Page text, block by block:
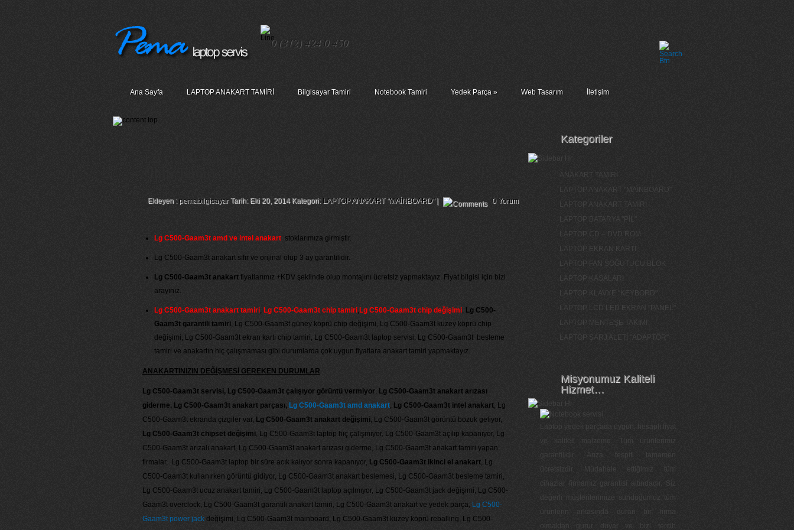
0 (312) 424 0 450
Ana Sayfa LAPTOP ANAKART TAMİRİ Bilgisayar Tamiri Notebook Tamiri Yedek Parça» Web Tasarım İletişim
Ekleyen : pemabilgisayarTarih: Eki 20, 2014 Kategori: LAPTOP ANAKART "MAİNBOARD"| 0 Yorum
Lg C500-Gaam3t amd ve intel anakartstoklarımıza girmiştir.
Lg C500-Gaam3t anakart sıfır ve orijinal olup 3 ay garantilidir.
Lg C500-Gaam3t anakartfiyatlarımız +KDV şeklinde olup montajını ücretsiz yapmaktayız. Fiyat bilgisi için bizi
arayınız.
Lg C500-Gaam3t anakart tamiri, Lg C500-Gaam3t chip tamiri, Lg C500-Gaam3t chip değişimi, Lg C500-
Gaam3t garantili tamiri, Lg C500-Gaam3t güney köprü chip değişimi, Lg C500-Gaam3t kuzey köprü chip
değişimi, Lg C500-Gaam3t ekran kartı chip tamiri, Lg C500-Gaam3t laptop servisi, Lg C500-Gaam3t besleme
tamiri ve anakartın hiç çalışmaması gibi durumlarda çok uygun fiyatlara anakart tamiri yapmaktayız.
ANAKARTINIZIN DEĞİŞMESİ GEREKEN DURUMLAR
Lg C500-Gaam3t servisi, Lg C500-Gaam3t çalışıyor görüntü vermiyor, Lg C500-Gaam3t anakart arızası
giderme, Lg C500-Gaam3t anakart parçası, Lg C500-Gaam3t amd anakart, Lg C500-Gaam3t intel anakart, Lg
C500-Gaam3t ekranda çizgiler var, Lg C500-Gaam3t anakart değişimi, Lg C500-Gaam3t görüntü bozuk geliyor,
Lg C500-Gaam3t chipset değişimi, Lg C500-Gaam3t laptop hiç çalışmıyor, Lg C500-Gaam3t açılıp kapanıyor, Lg
C500-Gaam3t arızalı anakart, Lg C500-Gaam3t anakart arızası giderme, Lg C500-Gaam3t anakart tamiri yapan
firmalar, Lg C500-Gaam3t laptop bir süre acık kalıyor sonra kapanıyor, Lg C500-Gaam3t ikinci el anakart, Lg
C500-Gaam3t kullanırken görüntü gidiyor, Lg C500-Gaam3t anakart beslemesi, Lg C500-Gaam3t besleme tamiri,
Lg C500-Gaam3t ucuz anakart tamiri, Lg C500-Gaam3t laptop açılmıyor, Lg C500-Gaam3t jack değişimi, Lg C500-
Gaam3t overclock, Lg C500-Gaam3t garantili anakart tamiri, Lg C500-Gaam3t anakart ve yedek parça, Lg C500-
Gaam3t power jackdeğişimi, Lg C500-Gaam3t mainboard, Lg C500-Gaam3t küzey köprü reballing, Lg C500-
Kategoriler
ANAKART TAMİRİ
LAPTOP ANAKART "MAİNBOARD"
LAPTOP ANAKART TAMİRİ
LAPTOP BATARYA "PİL"
LAPTOP CD – DVD ROM
LAPTOP EKRAN KARTI
LAPTOP FAN SOĞUTUCU BLOK
LAPTOP KASALARI
LAPTOP KLAVYE "KEYBORD"
LAPTOP LCD LED EKRAN "PANEL"
LAPTOP MENTEŞE TAKIMI
LAPTOP ŞARJ ALETİ "ADAPTÖR"
Misyonumuz Kaliteli
Hizmet…
Laptop yedek parçada uygun, hesaplı fiyat
ve kaliteli malzeme. Tüm ürünlerimiz
garantilidir. Arıza tespiti tamamen
ücretsizdir. Müdahale ettiğimiz tüm
cihazlar firmamız garantisi altındadır. Siz
değerli müşterilerimize sunduğumuz tüm
ürünlerin arkasında duran bir firma
olmaktan gurur duyar ve bizi tercih